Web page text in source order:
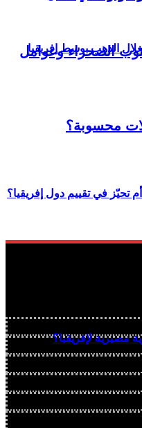
الذهب بوسط إفريقيا
تحيّز في تقييم دول إفريقيا؟
مصيرية لإفريقيا؟
الصحراء وعوامل
محسوبة؟